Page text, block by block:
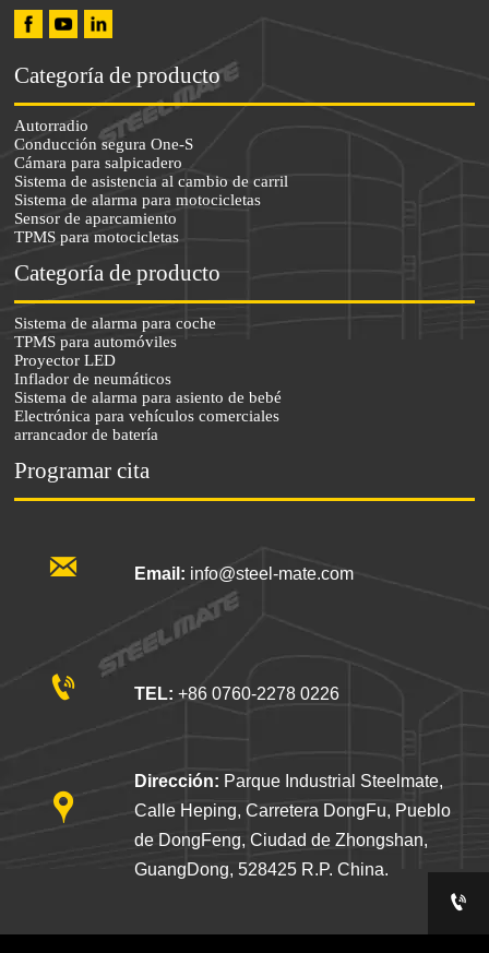
Categoría de producto
Autorradio
Conducción segura One-S
Cámara para salpicadero
Sistema de asistencia al cambio de carril
Sistema de alarma para motocicletas
Sensor de aparcamiento
TPMS para motocicletas
Categoría de producto
Sistema de alarma para coche
TPMS para automóviles
Proyector LED
Inflador de neumáticos
Sistema de alarma para asiento de bebé
Electrónica para vehículos comerciales
arrancador de batería
Programar cita
 Email: info@steel-mate.com
 TEL: +86 0760-2278 0226

Dirección: Parque Industrial Steelmate,
Calle Heping, Carretera DongFu, Pueblo
de DongFeng, Ciudad de Zhongshan,
GuangDong, 528425 R.P. China.
